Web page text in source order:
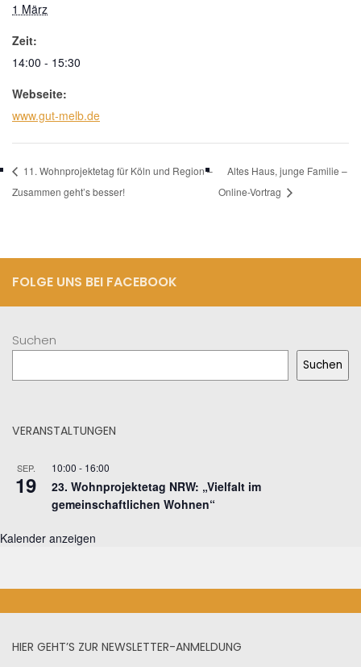
1 März
Zeit:
14:00 - 15:30
Webseite:
www.gut-melb.de
11. Wohnprojektetag für Köln und Region –
Zusammen geht’s besser!
Altes Haus, junge Familie –
Online-Vortrag
FOLGE UNS BEI FACEBOOK
Suchen
Suchen
VERANSTALTUNGEN
SEP.
19
10:00 - 16:00
23. Wohnprojektetag NRW: „Vielfalt im
gemeinschaftlichen Wohnen“
Kalender anzeigen
HIER GEHT’S ZUR NEWSLETTER-ANMELDUNG